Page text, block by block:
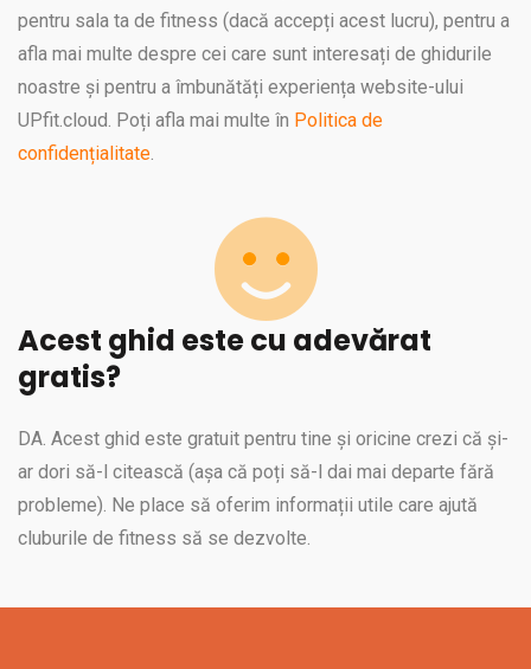
pentru sala ta de fitness (dacă accepți acest lucru), pentru a
afla mai multe despre cei care sunt interesați de ghidurile
noastre și pentru a îmbunătăți experiența website-ului
UPfit.cloud. Poți afla mai multe în Politica de
confidențialitate.
Acest ghid este cu adevărat
gratis?
DA. Acest ghid este gratuit pentru tine și oricine crezi că și-
ar dori să-l citească (așa că poți să-l dai mai departe fără
probleme). Ne place să oferim informații utile care ajută
cluburile de fitness să se dezvolte.